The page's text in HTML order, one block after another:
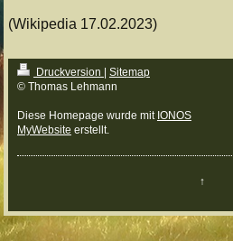
(Wikipedia 17.02.2023)
Druckversion | Sitemap
© Thomas Lehmann
Diese Homepage wurde mit IONOS
MyWebsite erstellt.
↑